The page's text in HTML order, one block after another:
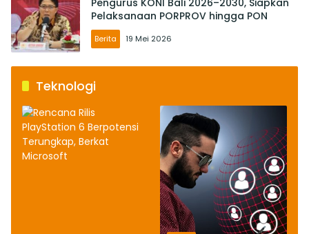
Pengurus KONI Bali 2026–2030, Siapkan
Pelaksanaan PORPROV hingga PON
Berita 19 Mei 2026
Teknologi